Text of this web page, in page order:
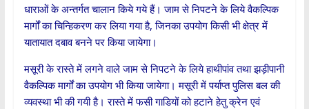
धाराओं के अन्तर्गत चालान किये गये हैं। जाम से निपटने के लिये वैकल्पिक
मार्गों का चिन्हिकरण कर लिया गया है, जिनका उपयोग किसी भी क्षेत्र में
यातायात दबाव बनने पर किया जायेगा।
मसूरी के रास्ते में लगने वाले जाम से निपटने के लिये हाथीपांव तथा झड़ीपानी
वैकल्पिक मार्गों का उपयोग भी किया जायेगा। मसूरी में पर्याप्त पुलिस बल की
व्यवस्था भी की गयी है। रास्ते में फसी गाडियों को हटाने हेतु क्रेन एवं